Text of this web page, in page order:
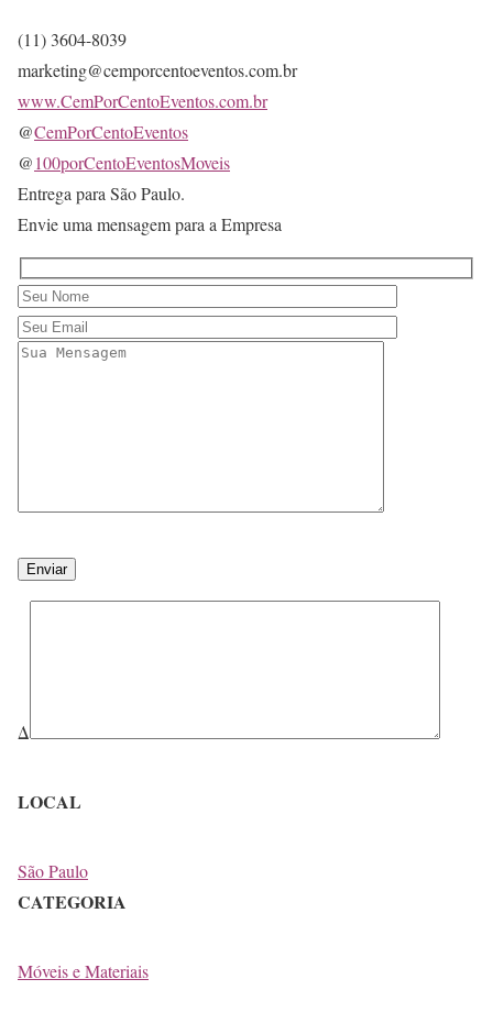
(11) 3604-8039
marketing@cemporcentoeventos.com.br
www.CemPorCentoEventos.com.br
@CemPorCentoEventos
@100porCentoEventosMoveis
Entrega para São Paulo.
Envie uma mensagem para a Empresa
Δ
LOCAL
São Paulo
CATEGORIA
Móveis e Materiais